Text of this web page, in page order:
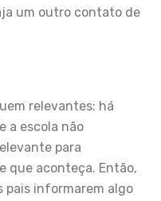
um outro contato de
relevantes: há
a escola não
para
que aconteça. Então,
pais informarem algo